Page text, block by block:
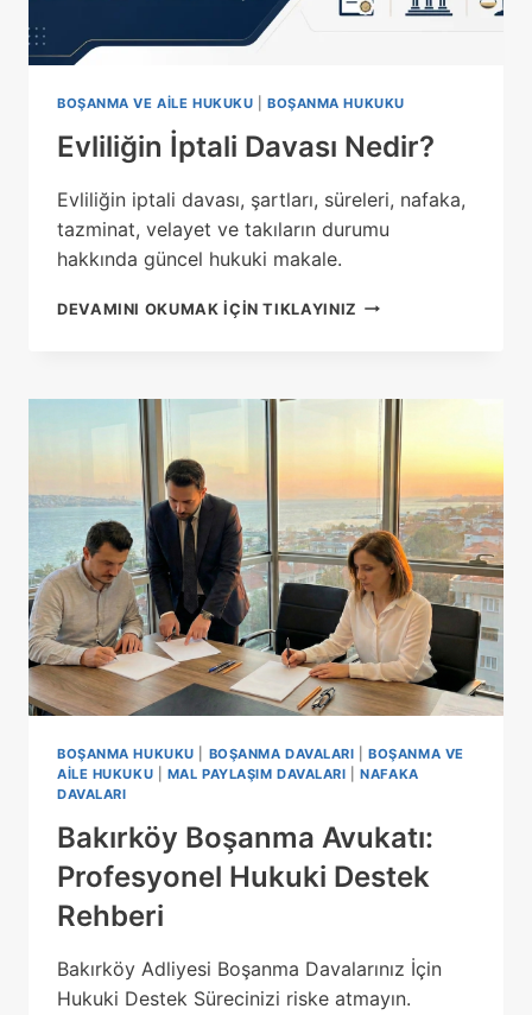
BOŞANMA VE AILE HUKUKU |BOŞANMA HUKUKU
Evliliğin İptali Davası Nedir?
Evliliğin iptali davası, şartları, süreleri, nafaka,
tazminat, velayet ve takıların durumu
hakkında güncel hukuki makale.
DEVAMINI OKUMAK IÇIN TIKLAYINIZ EVLILIĞIN
BOŞANMA HUKUKU BOŞANMA DAVALARI |BOŞANMA VE
AILE HUKUKU
MAL PAYLAŞIM DAVALARI |NAFAKA
DAVALARI
Bakırköy Boşanma Avukatı:
Profesyonel Hukuki Destek
Rehberi
Bakırköy Adliyesi Boşanma Davalarınız İçin
Hukuki Destek Sürecinizi riske atmayın.